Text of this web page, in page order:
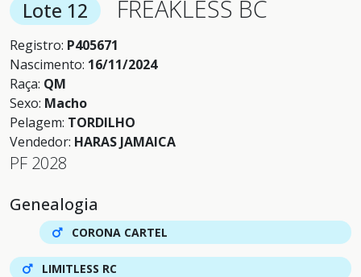
Lote 12 FREAKLESS BC
Registro: P405671
Nascimento: 16/11/2024
Raça: QM
Sexo: Macho
Pelagem: TORDILHO
Vendedor: HARAS JAMAICA
PF 2028
Genealogia
CORONA CARTEL
LIMITLESS RC